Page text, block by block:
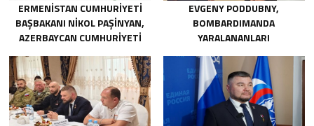
ERMENISTAN CUMHURIYETI
BAŞBAKANI NIKOL PAŞINYAN,
AZERBAYCAN CUMHURIYETI
ALIYEV’I ARADI
EVGENY PODDUBNY,
BOMBARDIMANDA
YARALANANLARI
CESARETLERINDEN DOLAYI
BELGOROD BÖLGESINDEKI
GÖNÜLLÜLERE TEŞEKKÜR ETTI